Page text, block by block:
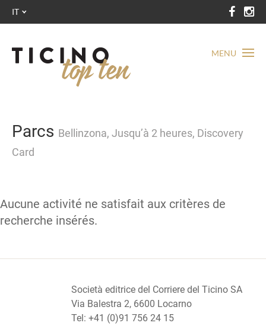
MENU
IT
Parcs Bellinzona, Jusqu’à 2 heures, Discovery
Card
Aucune activité ne satisfait aux critères de
recherche insérés.
Società editrice del Corriere del Ticino SA
Via Balestra 2, 6600 Locarno
Tel: +41 (0)91 756 24 15